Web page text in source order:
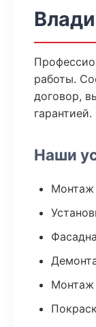
работы.
договор,
гарантией.
Наши
Монтаж
Монтаж